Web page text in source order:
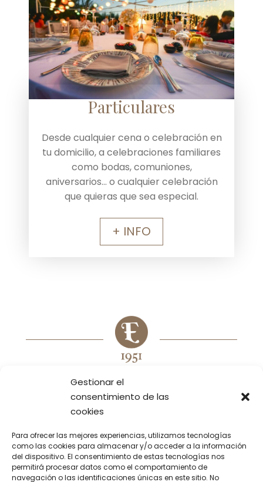
Gestionar el
consentimiento de las
cookies
Para ofrecer las mejores experiencias, utilizamos tecnologías
como las cookies para almacenar y/o acceder a la información
del dispositivo. El consentimiento de estas tecnologías nos
permitirá procesar datos como el comportamiento de
navegación o las identificaciones únicas en este sitio. No
Particulares
Desde cualquier cena o celebración en
tu domicilio, a celebraciones familiares
como bodas, comuniones,
aniversarios… o cualquier celebración
que quieras que sea especial.
+ INFO
TIENDASEMPRESAHORECA
LOTES/PACKSMENÚS
INFOAviso LegalPolitica de privacidad
Politica de cookies
Declaración de accesibilidad